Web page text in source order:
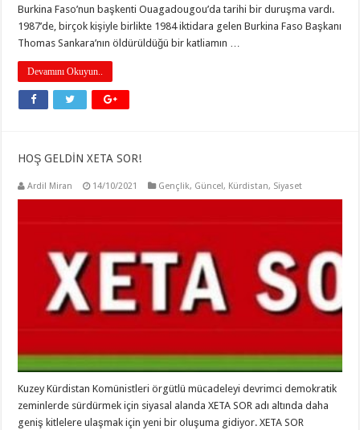
Burkina Faso’nun başkenti Ouagadougou’da tarihi bir duruşma vardı.
1987’de, birçok kişiyle birlikte 1984 iktidara gelen Burkina Faso Başkanı
Thomas Sankara’nın öldürüldüğü bir katliamın …
Devamını Okuyun..
HOŞ GELDİN XETA SOR!
Ardil Miran 14/10/2021 Gençlik, Güncel, Kürdistan, Siyaset
Kuzey Kürdistan Komünistleri örgütlü mücadeleyi devrimci demokratik
zeminlerde sürdürmek için siyasal alanda XETA SOR adı altında daha
geniş kitlelere ulaşmak için yeni bir oluşuma gidiyor. XETA SOR